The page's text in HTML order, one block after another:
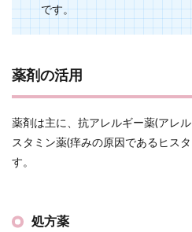
です。
薬剤の活用
薬剤は主に、抗アレルギー薬(アレ
スタミン薬(痒みの原因であるヒス
す。
処方薬